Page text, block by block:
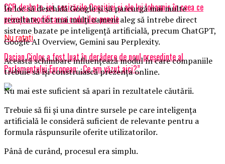
CCR dezbate, joi, sesizările Opoziţiei şi ale lui Iohannis în ceea ce
priveşte modificarea codurilor penale
Nu ratati
Dacian Cioloş a fost luat în derâdere de noul preşedinte al
Parlamentului European: „Ce am văzut aici?”
În loc să deschidă Google și să parcurgă mai multe
rezultate, tot mai mulți oameni aleg să întrebe direct
sisteme bazate pe inteligență artificială, precum ChatGPT,
Google AI Overview, Gemini sau Perplexity.
Această schimbare influențează modul în care companiile
trebuie să își construiască prezența online.
Nu mai este suficient să apari în rezultatele căutării.
Trebuie să fii și una dintre sursele pe care inteligența
artificială le consideră suficient de relevante pentru a
formula răspunsurile oferite utilizatorilor.
Până de curând, procesul era simplu.